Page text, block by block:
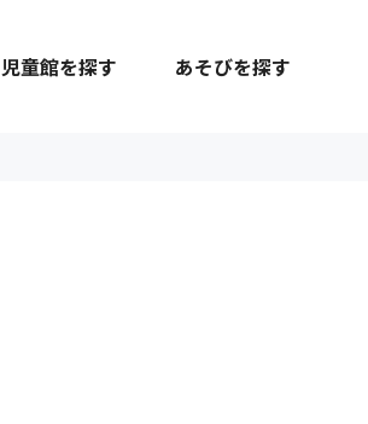
児童館を探す あそびを探す